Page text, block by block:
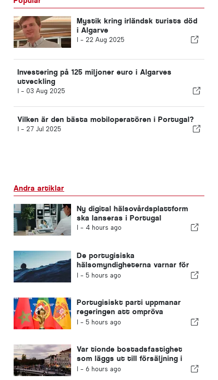
Mystik kring irländsk turists död
i Algarve
I - 22 Aug 2025
Investering på 125 miljoner euro i Algarves
utveckling
I - 03 Aug 2025
Vilken är den bästa mobiloperatören i Portugal?
I - 27 Jul 2025
Andra artiklar
Ny digital hälsovårdsplattform
ska lanseras i Portugal
I - 4 hours ago
De portugisiska
hälsomyndigheterna varnar för
farorna med drunkning
I - 5 hours ago
Portugisiskt parti uppmanar
regeringen att ompröva
Marockos värdskap för VM 2030
I - 5 hours ago
Var tionde bostadsfastighet
som läggs ut till försäljning i
Portugal säljs på mindre än en
I - 6 hours ago